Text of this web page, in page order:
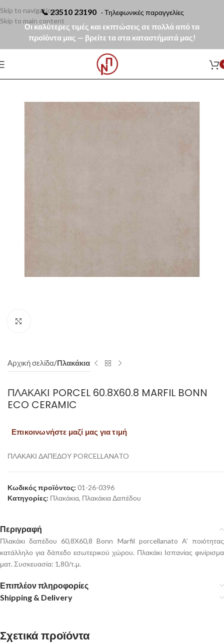
📞23510 23190 · Τηλεφωνικές παραγγελίες
Οι καλύτερες τιμές και εκπτώσεις σε πολλά από τα
προϊόντα μας — βρείτε τα στα καταστήματά μας!
Skip to navigation
Skip to main content
Αρχική σελίδα Πλακάκια
ΠΛΑΚΑΚΙ PORCEL 60.8X60.8 MARFIL BONN
ECO CERAMIC
Επικοινωνήστε μαζί μας για τιμή
ΠΛΑΚΑΚΙ ΔΑΠΕΔΟΥ PORCELLANATO
Κωδικός προϊόντος: 01-26-0396
Κατηγορίες: Πλακάκια, Πλακάκια Δαπέδου
Περιγραφή
Πλακάκι δαπέδου 60,8X60,8 Bonn Marfil porcellanato Α’ ποιότητας
κατάλληλο για δάπεδο εσωτερικού χώρου. Πλακάκι Ισπανίας φινίρισμα
ματ. Συσκευασία: 1,80/τ.μ.
Επιπλέον πληροφορίες
Shipping & Delivery
Σχετικά προϊόντα